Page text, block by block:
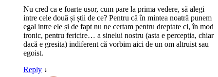
Nu cred ca e foarte usor, cum pare la prima vedere, să alegi
intre cele două și știi de ce? Pentru că în mintea noatră punem
egal intre ele și de fapt nu ne certam pentru dreptate ci, în mod
ironic, pentru fericire… a sinelui nostru (asta e perceptia, chiar
dacă e gresita) indiferent că vorbim aici de un om altruist sau
egoist.
Reply ↓